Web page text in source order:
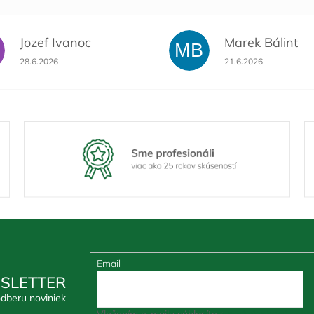
Jozef Ivanoc
Hodnotenie obchodu je 5 z 5 hviezdičiek.
28.6.2026
MB Marek Bálint
Hodnotenie
21.6.2026
noviniek
Email